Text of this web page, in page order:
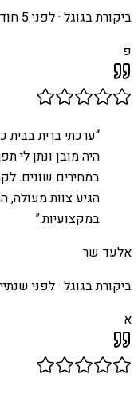
ביקורת בגוגל ·לפני 5 חודשים
פ
“ערכתי ברית בבית
היה מובן ונתן לי
במחירים שונים.
הגיע צוות מעולה,
במקצועיות.”
אלעד שר
ביקורת בגוגל ·לפני
א